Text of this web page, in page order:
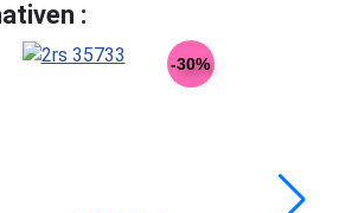
:
-30%